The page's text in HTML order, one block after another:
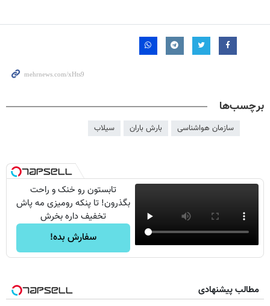
برچسب‌ها
سازمان هواشناسی بارش باران سیلاب
تابستون رو خنک و راحت
بگذرون! تا پنکه رومیزی مه پاش
تخفیف داره بخرش
سفارش بده!
مطالب پیشنهادی